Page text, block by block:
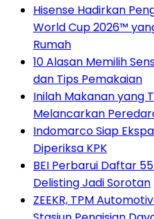
Hisense Hadirkan
World Cup 2026™
Rumah
10 Alasan Memilih
dan Tips Pemakaian
Inilah Makanan yang
Melancarkan
Indomarco Siap
Diperiksa KPK
BEI Perbarui Daftar
Delisting Jadi Sorotan
ZEEKR, TPM